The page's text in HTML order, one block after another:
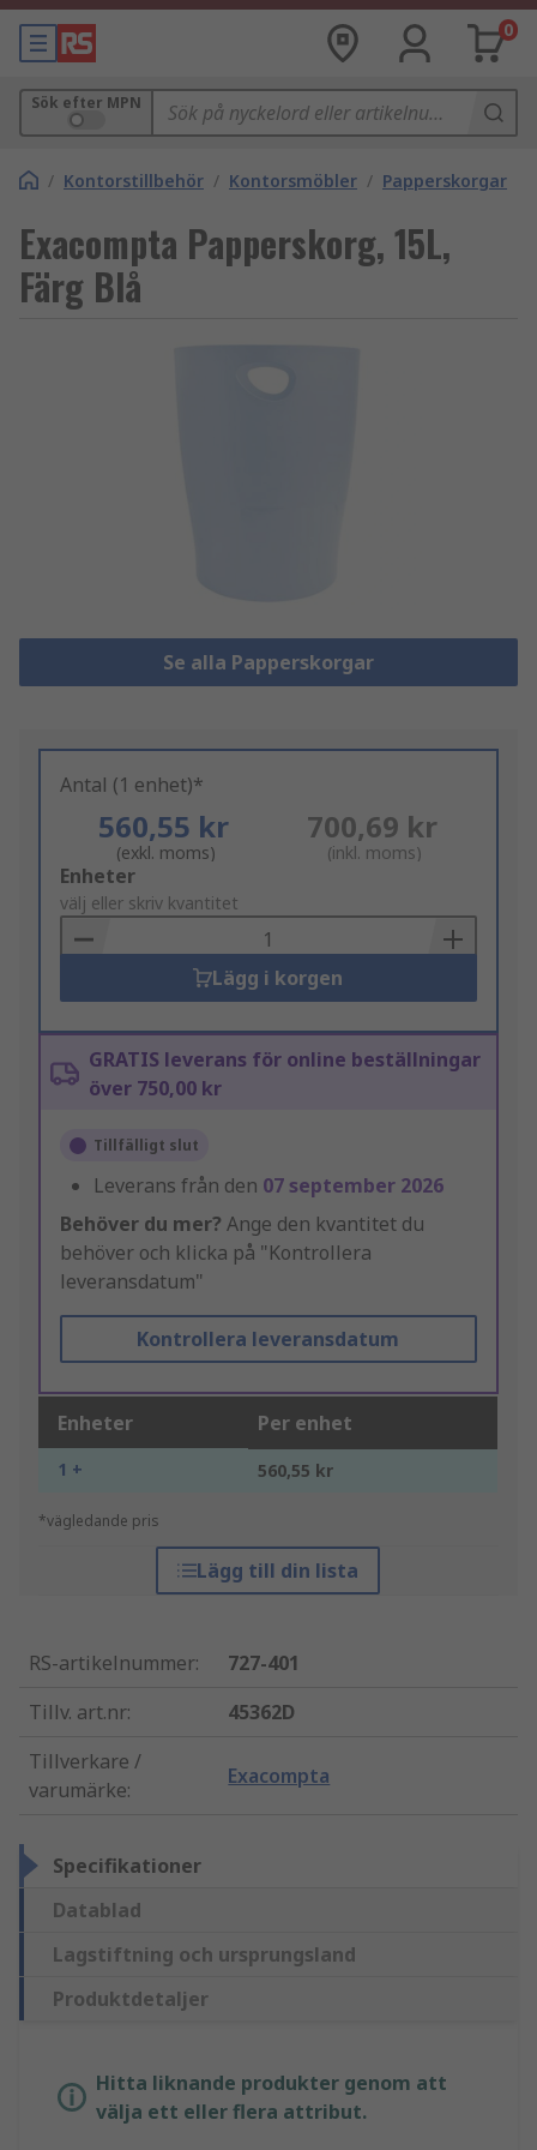
0
Sök efter MPN
/ Kontorstillbehör / Kontorsmöbler / Papperskorgar
Exacompta Papperskorg, 15L,
Färg Blå
Se alla Papperskorgar
Antal (1 enhet)*
560,55 kr
(exkl. moms)
700,69 kr
(inkl. moms)
Add
to
Basket
Enheter
välj eller skriv kvantitet
Lägg i korgen
GRATIS leverans för online beställningar
över 750,00 kr
Tillfälligt slut
Leverans från den 07 september 2026
Behöver du mer? Ange den kvantitet du
behöver och klicka på "Kontrollera
leveransdatum"
Kontrollera leveransdatum
Enheter Per enhet
1 + 560,55 kr
*vägledande pris
Lägg till din lista
RS-artikelnummer:
727-401
Tillv. art.nr:
45362D
Tillverkare /
varumärke:
Exacompta
Specifikationer
Datablad
Lagstiftning och ursprungsland
Produktdetaljer
Hitta liknande produkter genom att
välja ett eller flera attribut.